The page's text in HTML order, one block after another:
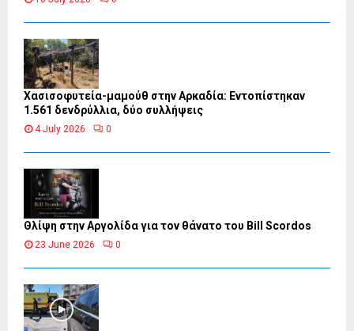
Χασισοφυτεία-μαμούθ στην Αρκαδία: Εντοπίστηκαν
1.561 δενδρύλλια, δύο συλλήψεις
4 July 2026 0
Θλίψη στην Αργολίδα για τον θάνατο του Bill Scordos
23 June 2026 0